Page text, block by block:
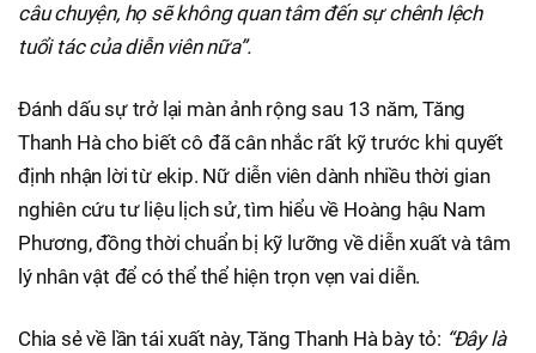
câu chuyện, họ sẽ không quan tâm đến sự chênh lệch
tuổi tác của diễn viên nữa”.
Đánh dấu sự trở lại màn ảnh rộng sau 13 năm, Tăng
Thanh Hà cho biết cô đã cân nhắc rất kỹ trước khi quyết
định nhận lời từ ekip. Nữ diễn viên dành nhiều thời gian
nghiên cứu tư liệu lịch sử, tìm hiểu về Hoàng hậu Nam
Phương, đồng thời chuẩn bị kỹ lưỡng về diễn xuất và tâm
lý nhân vật để có thể thể hiện trọn vẹn vai diễn.
Chia sẻ về lần tái xuất này, Tăng Thanh Hà bày tỏ: “Đây là